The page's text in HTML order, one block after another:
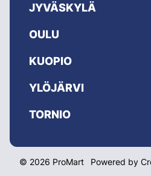
JYVÄSKYLÄ
OULU
KUOPIO
YLÖJÄRVI
TORNIO
© 2026 ProMart Powered by